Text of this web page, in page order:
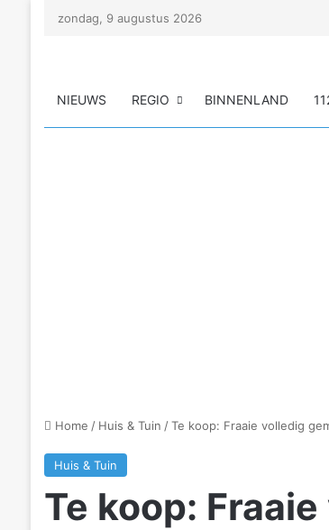
zondag, 9 augustus 2026
NIEUWS REGIO BINNENLAND
Home / Huis & Tuin / Te koop: Fraaie volledig
Huis & Tuin
Te koop: